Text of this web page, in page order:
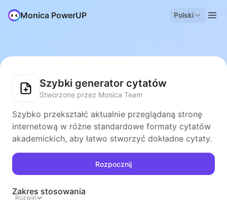
Monica PowerUP Polski
Szybki generator cytatów
Stworzone przez Monica Team
Szybko przekształć aktualnie przeglądaną stronę
internetową w różne standardowe formaty cytatów
akademickich, aby łatwo stworzyć dokładne cytaty.
Rozpocznij
Zakres stosowania
Rozwiń